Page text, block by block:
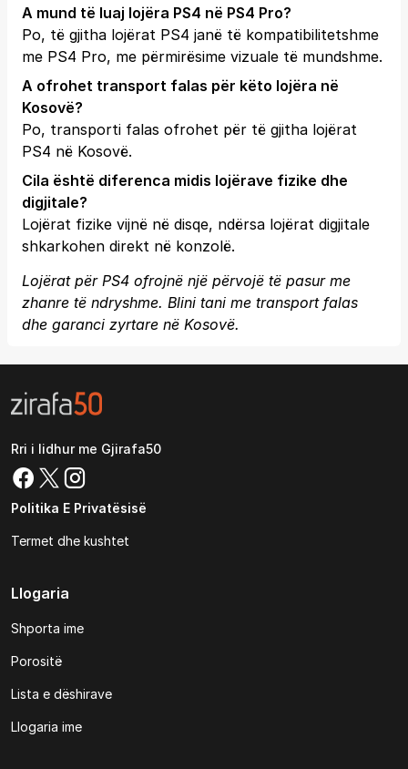
A mund të luaj lojëra PS4 në PS4 Pro?
Po, të gjitha lojërat PS4 janë të kompatibilitetshme
me PS4 Pro, me përmirësime vizuale të mundshme.
A ofrohet transport falas për këto lojëra në
Kosovë?
Po, transporti falas ofrohet për të gjitha lojërat
PS4 në Kosovë.
Cila është diferenca midis lojërave fizike dhe
digjitale?
Lojërat fizike vijnë në disqe, ndërsa lojërat digjitale
shkarkohen direkt në konzolë.
Lojërat për PS4 ofrojnë një përvojë të pasur me
zhanre të ndryshme. Blini tani me transport falas
dhe garanci zyrtare në Kosovë.
Rri i lidhur me Gjirafa50
Politika E Privatësisë
Termet dhe kushtet
Llogaria
Shporta ime
Porositë
Lista e dëshirave
Llogaria ime